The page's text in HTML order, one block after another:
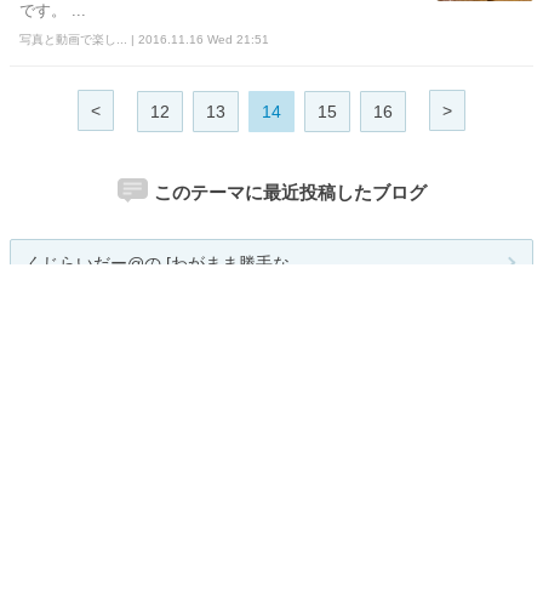
です。 ...
写真と動画で楽し... | 2016.11.16 Wed 21:51
< 12 13 14 15 16 >
このテーマに最近投稿したブログ
くじらいだー@の [わがまま勝手な...